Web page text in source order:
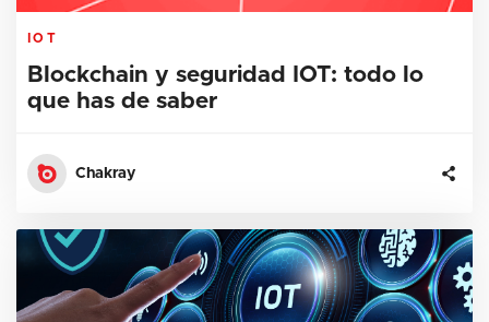
IOT
Blockchain y seguridad IOT: todo lo
que has de saber
Chakray